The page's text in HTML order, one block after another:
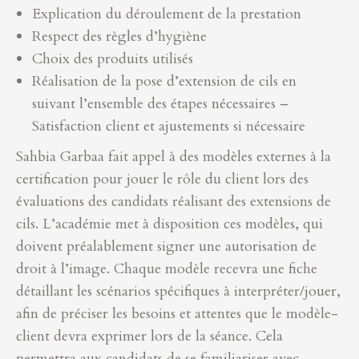
Explication du déroulement de la prestation
Respect des règles d’hygiène
Choix des produits utilisés
Réalisation de la pose d’extension de cils en
suivant l’ensemble des étapes nécessaires –
Satisfaction client et ajustements si nécessaire
Sahbia Garbaa fait appel à des modèles externes à la
certification pour jouer le rôle du client lors des
évaluations des candidats réalisant des extensions de
cils. L’académie met à disposition ces modèles, qui
doivent préalablement signer une autorisation de
droit à l’image. Chaque modèle recevra une fiche
détaillant les scénarios spécifiques à interpréter/jouer,
afin de préciser les besoins et attentes que le modèle-
client devra exprimer lors de la séance. Cela